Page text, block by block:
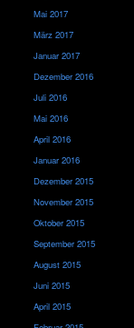
Mai 2017
März 2017
Januar 2017
Dezember 2016
Juli 2016
Mai 2016
April 2016
Januar 2016
Dezember 2015
November 2015
Oktober 2015
September 2015
August 2015
Juni 2015
April 2015